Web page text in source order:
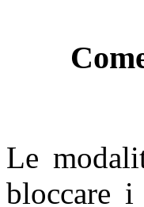
Le
bloccare i